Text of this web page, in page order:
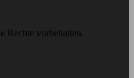
Rechte vorbehalten.